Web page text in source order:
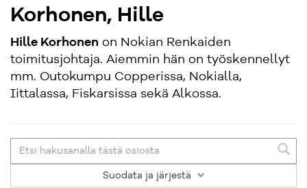
Korhonen, Hille
Hille Korhonen on Nokian Renkaiden
toimitusjohtaja. Aiemmin hän on työskennellyt
mm. Outokumpu Copperissa, Nokialla,
Iittalassa, Fiskarsissa sekä Alkossa.
Suodata ja järjestä